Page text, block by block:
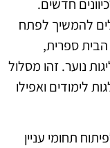
חדשים.
להמשיך לפתח
ספרית,
נוער. זהו מסלול
לימודים ואפילו
תחומי עניין